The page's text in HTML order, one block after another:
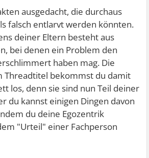
ausgedacht, die durchaus
falsch entlarvt werden könnten.
deiner Eltern besteht aus
bei denen ein Problem den
haben mag. Die
Threadtitel bekommst du damit
los, denn sie sind nun Teil deiner
du kannst einigen Dingen davon
du deine Egozentrik
"Urteil" einer Fachperson